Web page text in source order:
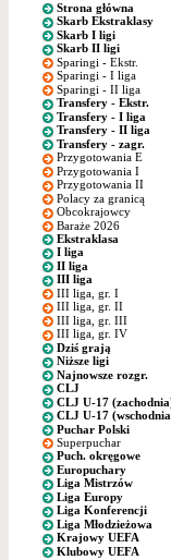
Strona główna
Skarb Ekstraklasy
Skarb I ligi
Skarb II ligi
Sparingi - Ekstr.
Sparingi - I liga
Sparingi - II liga
Transfery - Ekstr.
Transfery - I liga
Transfery - II liga
Transfery - zagr.
Przygotowania E
Przygotowania I
Przygotowania II
Polacy za granicą
Obcokrajowcy
Baraże 2026
Ekstraklasa
I liga
II liga
III liga
III liga, gr. I
III liga, gr. II
III liga, gr. III
III liga, gr. IV
Dziś grają
Niższe ligi
Najnowsze rozgr.
CLJ
CLJ U-17
CLJ U-17
Puchar Polski
Superpuchar
Puch. okręgowe
Europuchary
Liga Mistrzów
Liga Europy
Liga Konferencji
Liga Młodzieżowa
Krajowy UEFA
Klubowy UEFA